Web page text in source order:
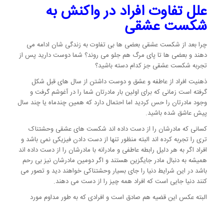
علل تفاوت افراد در واکنش به
شکست عشقی
چرا بعد از شکست عشقی بعضی ها بی تفاوت به زندگی شان ادامه می
دهند و بعضی ها تا پای مرگ هم جلو می روند؟ شما دوست دارید پس از
تجربه شکست عشقی جز کدام دسته باشید؟
ذهنیت افراد از عاطفه و عشق و دوست داشتن از سال های قبل شکل
گرفته است زمانی که برای اولین بار مادرتان شما را در آغوشم گرفت و
وجود مادرتان را حس کردید اما احتمال دارد که همین چندماه یا چند سال
پیش عاشق شده باشید.
کسانی که مادرشان را از دست داده اند شکست های عشقی وحشتناک
تری را تجربه کرده اند البته منظور تنها از دست دادن فیزیکی نمی باشد و
افراد اگر به هر دلیل رابطه عاطفی و مادرانه با مادرشان را از دست داده اند
همیشه به دنبال مادر جایگزین هستند و اگر دومین مادرشان نیز بی رحم
باشد در این شرایط دنیا را جای بسیار وحشتناکی خواهند دید و تصور می
کنند دنیا جایی است که افراد همه چیز را از دست می دهند.
البته عکس این قضیه هم صادق است و افرادی که به طور مداوم مورد